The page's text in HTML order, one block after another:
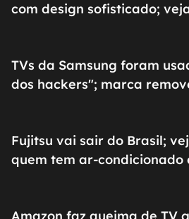
com design sofisticado;
TVs da Samsung foram
dos hackers"; marca
Fujitsu vai sair do Brasil;
quem tem ar-condicionado